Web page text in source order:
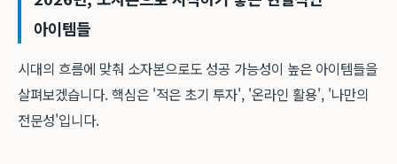
아이템들
시대의 흐름에 맞춰 소자본으로도 성공 가능성이 높은 아이템들을
살펴보겠습니다. 핵심은 '적은 초기 투자', '온라인 활용', '나만의
전문성'입니다.